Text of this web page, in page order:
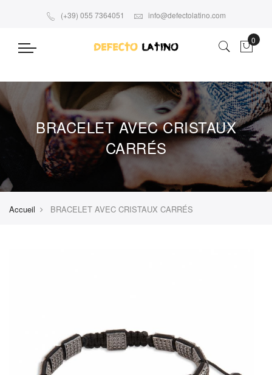
(+39) 055 7364051 info@defectolatino.com
BRACELET AVEC CRISTAUX
CARRÉS
Accueil BRACELET AVEC CRISTAUX CARRÉS